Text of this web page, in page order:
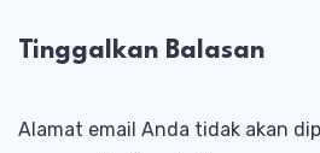
Tinggalkan Balasan
Alamat email Anda tidak akan